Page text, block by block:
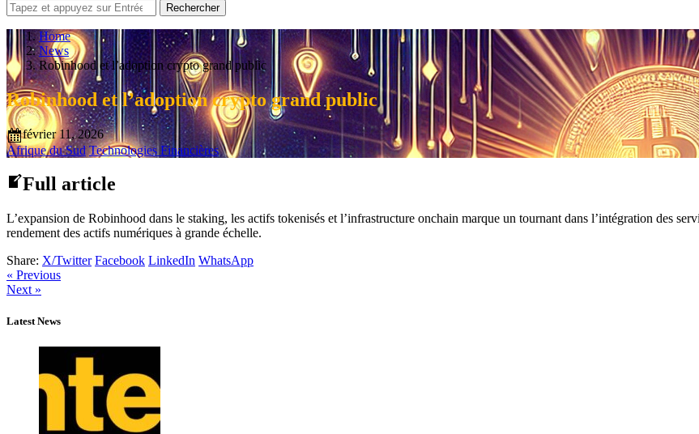
Rechercher
Home
News
Robinhood et l’adoption crypto grand public
Robinhood et l’adoption crypto grand public
février 11, 2026
Afrique du Sud Technologies Financières
Full article
L’expansion de Robinhood dans le staking, les actifs tokenisés et l’infrastructure onchain marque un tournant dans l’intégration des
rendement des actifs numériques à grande échelle.
Share: X/Twitter Facebook LinkedIn WhatsApp
« Previous
Next »
Latest News